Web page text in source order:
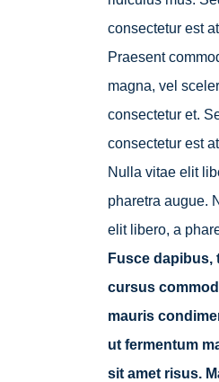
consectetur est
Praesent
magna, vel
consectetur et.
consectetur est
Nulla vitae elit
pharetra augue.
elit libero, a
Fusce dapibus,
cursus
mauris
ut fermentum
sit amet risus.